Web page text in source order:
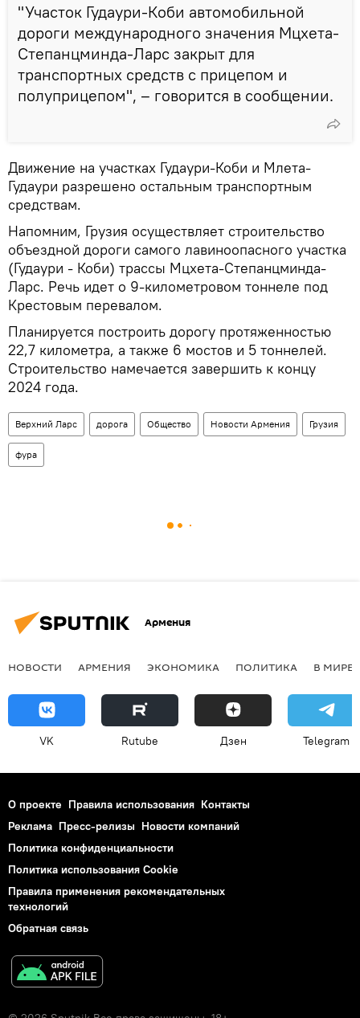
"Участок Гудаури-Коби автомобильной
дороги международного значения Мцхета-
Степанцминда-Ларс закрыт для
транспортных средств с прицепом и
полуприцепом", – говорится в сообщении.
Движение на участках Гудаури-Коби и Млета-
Гудаури разрешено остальным транспортным
средствам.
Напомним, Грузия осуществляет строительство
объездной дороги самого лавиноопасного участка
(Гудаури - Коби) трассы Мцхета-Степанцминда-
Ларс. Речь идет о 9-километровом тоннеле под
Крестовым перевалом.
Планируется построить дорогу протяженностью
22,7 километра, а также 6 мостов и 5 тоннелей.
Строительство намечается завершить к концу
2024 года.
Верхний Ларс дорога Общество Новости Армения Грузия
фура
Армения
НОВОСТИ АРМЕНИЯ ЭКОНОМИКА ПОЛИТИКА В МИРЕ
VK Rutube Дзен Telegram
О проекте Правила использования Контакты
Реклама Пресс-релизы Новости компаний
Политика конфиденциальности
Политика использования Cookie
Правила применения рекомендательных
технологий
Обратная связь